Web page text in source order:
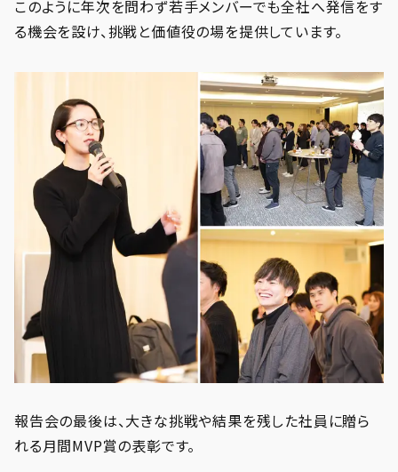
このように年次を問わず若手メンバーでも全社へ発信をす
る機会を設け、挑戦と価値役の場を提供しています。
報告会の最後は、大きな挑戦や結果を残した社員に贈ら
れる月間MVP賞の表彰です。